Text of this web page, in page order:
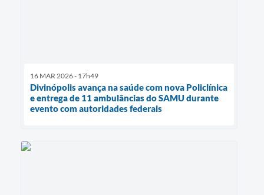
16 MAR 2026 - 17h49
Divinópolis avança na saúde com nova Policlínica
e entrega de 11 ambulâncias do SAMU durante
evento com autoridades federais